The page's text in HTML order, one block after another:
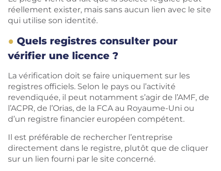
réellement exister, mais sans aucun lien avec le site
qui utilise son identité.
Quels registres consulter pour
vérifier une licence ?
La vérification doit se faire uniquement sur les
registres officiels. Selon le pays ou l’activité
revendiquée, il peut notamment s’agir de l’AMF, de
l’ACPR, de l’Orias, de la FCA au Royaume-Uni ou
d’un registre financier européen compétent.
Il est préférable de rechercher l’entreprise
directement dans le registre, plutôt que de cliquer
sur un lien fourni par le site concerné.